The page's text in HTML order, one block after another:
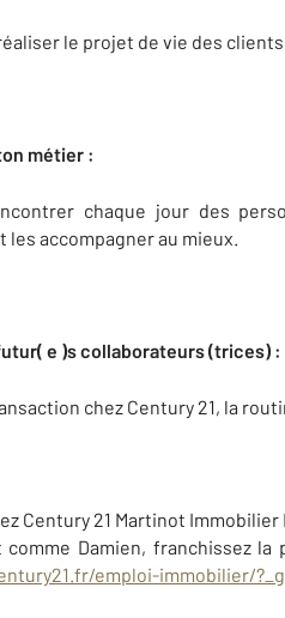
le projet de vie des
métier :
chaque jour des
accompagner au mieux.
e )s collaborateurs (trices) :
chez Century 21, la
Century 21 Martinot
comme Damien, franchissez
emploi-immobilier/